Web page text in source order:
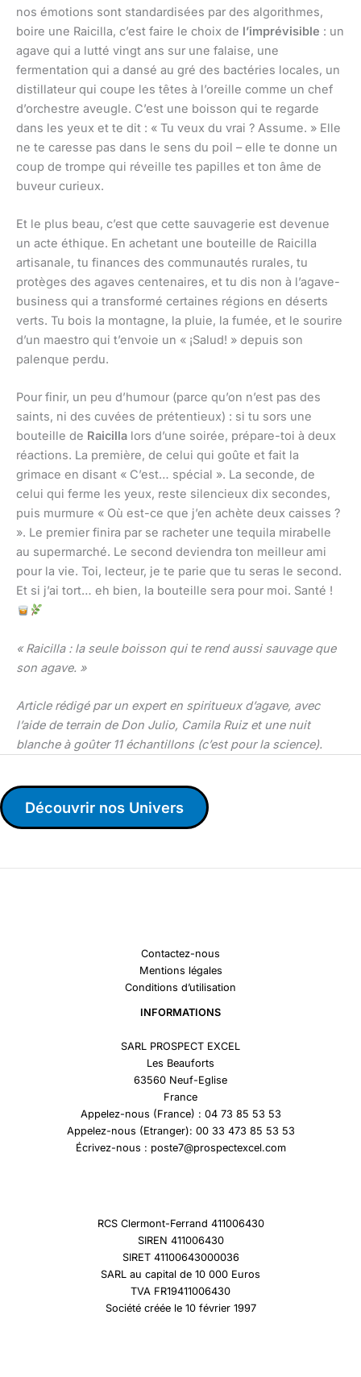
nos émotions sont standardisées par des algorithmes,
boire une Raicilla, c’est faire le choix de l’imprévisible : un
agave qui a lutté vingt ans sur une falaise, une
fermentation qui a dansé au gré des bactéries locales, un
distillateur qui coupe les têtes à l’oreille comme un chef
d’orchestre aveugle. C’est une boisson qui te regarde
dans les yeux et te dit : « Tu veux du vrai ? Assume. » Elle
ne te caresse pas dans le sens du poil – elle te donne un
coup de trompe qui réveille tes papilles et ton âme de
buveur curieux.
Et le plus beau, c’est que cette sauvagerie est devenue
un acte éthique. En achetant une bouteille de Raicilla
artisanale, tu finances des communautés rurales, tu
protèges des agaves centenaires, et tu dis non à l’agave-
business qui a transformé certaines régions en déserts
verts. Tu bois la montagne, la pluie, la fumée, et le sourire
d’un maestro qui t’envoie un « ¡Salud! » depuis son
palenque perdu.
Pour finir, un peu d’humour (parce qu’on n’est pas des
saints, ni des cuvées de prétentieux) : si tu sors une
bouteille de Raicilla lors d’une soirée, prépare-toi à deux
réactions. La première, de celui qui goûte et fait la
grimace en disant « C’est… spécial ». La seconde, de
celui qui ferme les yeux, reste silencieux dix secondes,
puis murmure « Où est-ce que j’en achète deux caisses ?
». Le premier finira par se racheter une tequila mirabelle
au supermarché. Le second deviendra ton meilleur ami
pour la vie. Toi, lecteur, je te parie que tu seras le second.
Et si j’ai tort… eh bien, la bouteille sera pour moi. Santé !
« Raicilla : la seule boisson qui te rend aussi sauvage que
son agave. »
Article rédigé par un expert en spiritueux d’agave, avec
l’aide de terrain de Don Julio, Camila Ruiz et une nuit
blanche à goûter 11 échantillons (c’est pour la science).
Découvrir nos Univers
Contactez-nous
Mentions légales
Conditions d’utilisation
INFORMATIONS
SARL PROSPECT EXCEL
Les Beauforts
63560 Neuf-Eglise
France
Appelez-nous (France) : 04 73 85 53 53
Appelez-nous (Etranger): 00 33 473 85 53 53
Écrivez-nous : poste7@prospectexcel.com
RCS Clermont-Ferrand 411006430
SIREN 411006430
SIRET 41100643000036
SARL au capital de 10 000 Euros
TVA FR19411006430
Société créée le 10 février 1997